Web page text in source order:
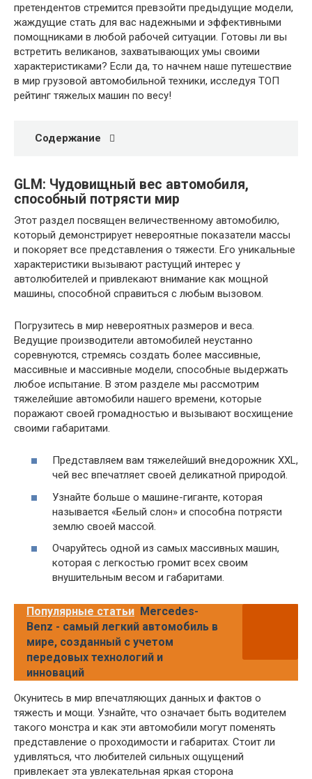
претендентов стремится превзойти предыдущие модели,
жаждущие стать для вас надежными и эффективными
помощниками в любой рабочей ситуации. Готовы ли вы
встретить великанов, захватывающих умы своими
характеристиками? Если да, то начнем наше путешествие
в мир грузовой автомобильной техники, исследуя ТОП
рейтинг тяжелых машин по весу!
Содержание
GLM: Чудовищный вес автомобиля,
способный потрясти мир
Этот раздел посвящен величественному автомобилю,
который демонстрирует невероятные показатели массы
и покоряет все представления о тяжести. Его уникальные
характеристики вызывают растущий интерес у
автолюбителей и привлекают внимание как мощной
машины, способной справиться с любым вызовом.
Погрузитесь в мир невероятных размеров и веса.
Ведущие производители автомобилей неустанно
соревнуются, стремясь создать более массивные,
массивные и массивные модели, способные выдержать
любое испытание. В этом разделе мы рассмотрим
тяжелейшие автомобили нашего времени, которые
поражают своей громадностью и вызывают восхищение
своими габаритами.
Представляем вам тяжелейший внедорожник XXL,
чей вес впечатляет своей деликатной природой.
Узнайте больше о машине-гиганте, которая
называется «Белый слон» и способна потрясти
землю своей массой.
Очаруйтесь одной из самых массивных машин,
которая с легкостью громит всех своим
внушительным весом и габаритами.
Популярные статьи Mercedes-
Benz - самый легкий автомобиль в
мире, созданный с учетом
передовых технологий и
инноваций
Окунитесь в мир впечатляющих данных и фактов о
тяжесть и мощи. Узнайте, что означает быть водителем
такого монстра и как эти автомобили могут поменять
представление о проходимости и габаритах. Стоит ли
удивляться, что любителей сильных ощущений
привлекает эта увлекательная яркая сторона